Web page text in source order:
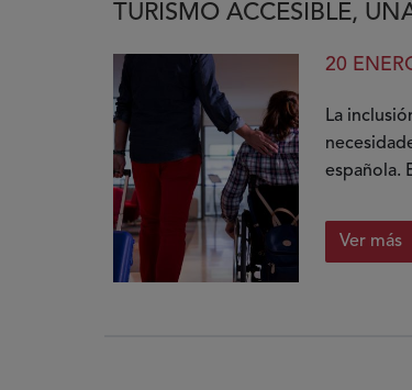
TURISMO ACCESIBLE,
20
La
española.
Ver más